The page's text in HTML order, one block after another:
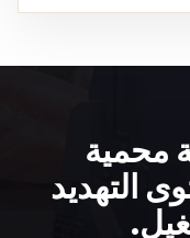
محمية
التهديد